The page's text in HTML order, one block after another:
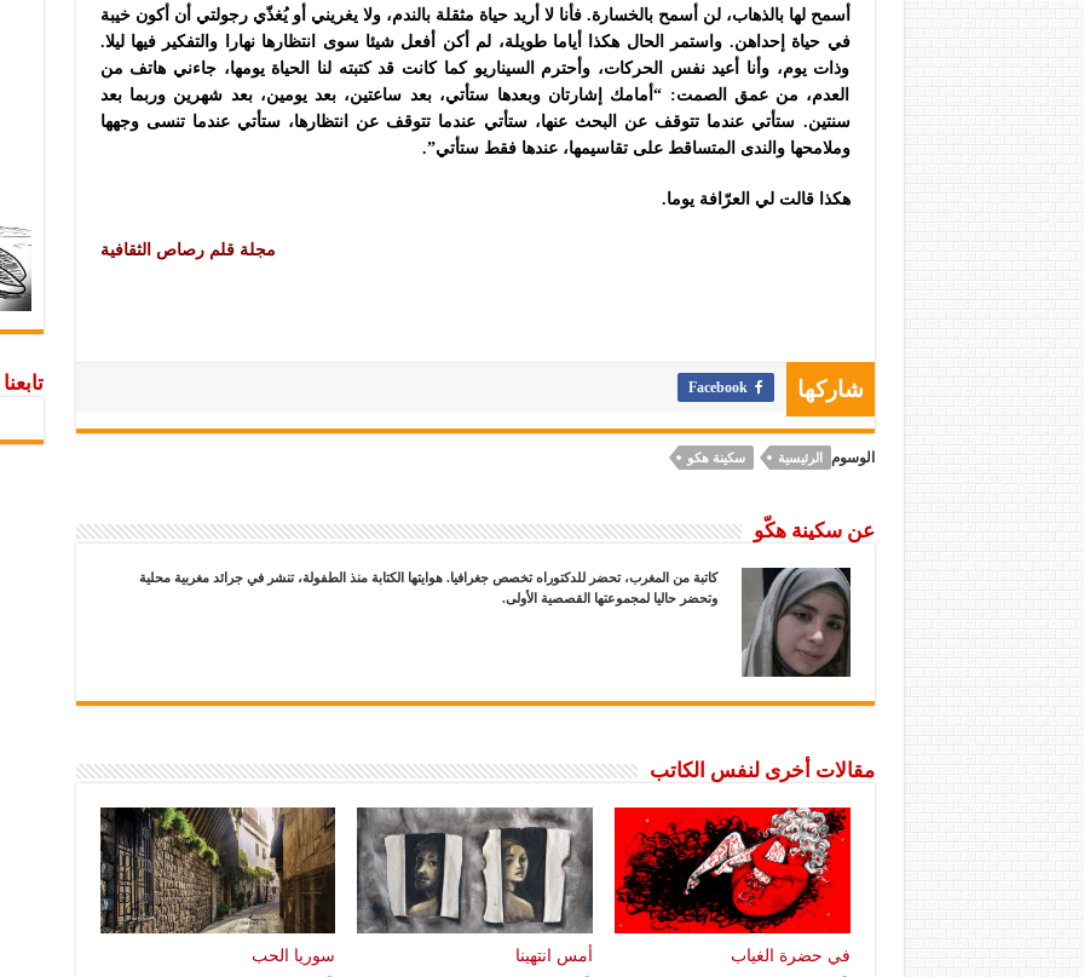
أسمح لها بالذهاب، لن أسمح بالخسارة. فأنا لا أريد حياة مثقلة بالندم، ولا يغريني أو يُغذّي رجولتي أن أكون خيبة
في حياة إحداهن. واستمر الحال هكذا أياما طويلة، لم أكن أفعل شيئا سوى انتظارها نهارا والتفكير فيها ليلا.
وذات يوم، وأنا أعيد نفس الحركات، وأحترم السيناريو كما كانت قد كتبته لنا الحياة يومها، جاءني هاتف من
العدم، من عمق الصمت: “أمامك إشارتان وبعدها ستأتي، بعد ساعتين، بعد يومين، بعد شهرين وربما بعد
سنتين. ستأتي عندما تتوقف عن البحث عنها، ستأتي عندما تتوقف عن انتظارها، ستأتي عندما تنسى وجهها
وملامحها والندى المتساقط على تقاسيمها، عندها فقط ستأتي”.
هكذا قالت لي العرّافة يوما.
مجلة قلم رصاص الثقافية
شاركها Facebook
الوسوم الرئيسية سكينة هكو
عن سكينة هكّو
كاتبة من المغرب، تحضر للدكتوراه تخصص جغرافيا. هوايتها الكتابة منذ الطفولة، تنشر في جرائد مغربية محلية
وتحضر حاليا لمجموعتها القصصية الأولى.
مقالات أخرى لنفس الكاتب
في حضرة الغياب أمس انتهينا سوريا الحب